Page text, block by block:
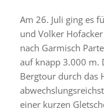
Am 26. Juli ging es
und Volker
nach Garmisch
auf knapp 3.000 m.
Bergtour durch das
einer kurzen